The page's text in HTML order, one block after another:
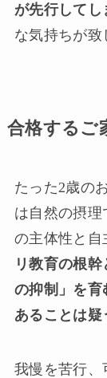
が先行してし
な気持ちが致
合格するご
たった2歳の
は自然の摂
の主体性と自
リ教育の根
の抑制」を育
あることは疑
我慢を苦行、